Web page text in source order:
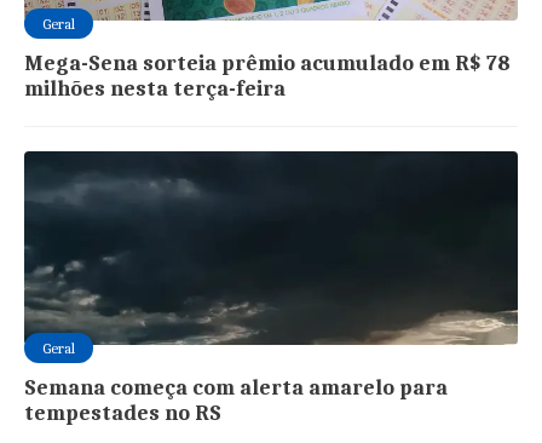
Geral
Mega-Sena sorteia prêmio acumulado em R$ 78
milhões nesta terça-feira
Geral
Semana começa com alerta amarelo para
tempestades no RS